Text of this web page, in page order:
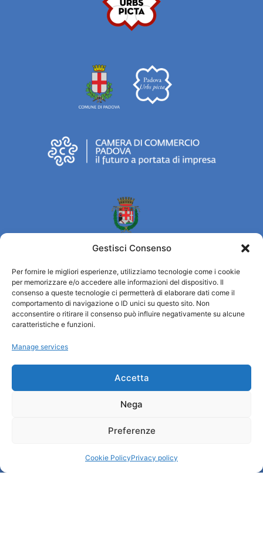
Gestisci Consenso
Per fornire le migliori esperienze, utilizziamo tecnologie come i cookie
per memorizzare e/o accedere alle informazioni del dispositivo. Il
consenso a queste tecnologie ci permetterà di elaborare dati come il
comportamento di navigazione o ID unici su questo sito. Non
acconsentire o ritirare il consenso può influire negativamente su alcune
caratteristiche e funzioni.
Manage services
Accetta
Nega
Preferenze
Cookie PolicyPrivacy policy
Turismo Padova
Who we are
Privacy policy